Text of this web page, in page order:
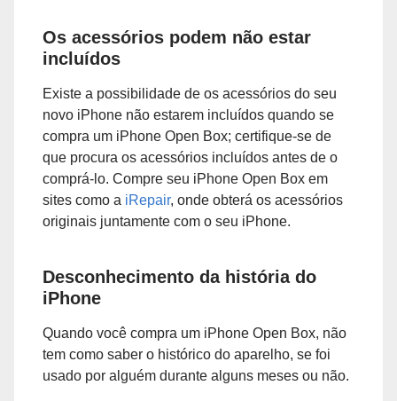
Os acessórios podem não estar
incluídos
Existe a possibilidade de os acessórios do seu
novo iPhone não estarem incluídos quando se
compra um iPhone Open Box; certifique-se de
que procura os acessórios incluídos antes de o
comprá-lo. Compre seu iPhone Open Box em
sites como a iRepair, onde obterá os acessórios
originais juntamente com o seu iPhone.
Desconhecimento da história do
iPhone
Quando você compra um iPhone Open Box, não
tem como saber o histórico do aparelho, se foi
usado por alguém durante alguns meses ou não.